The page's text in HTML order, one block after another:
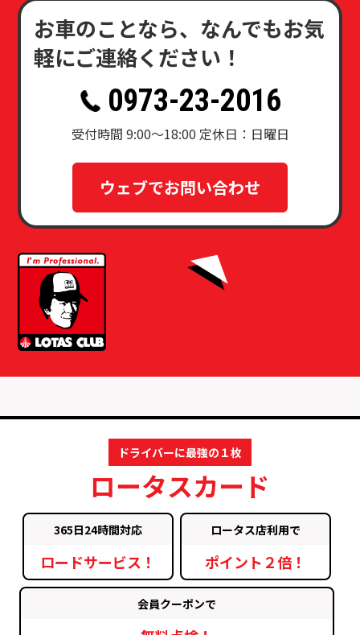
お車のことなら、なんでもお気
軽にご連絡ください！
0973-23-2016
受付時間 9:00～18:00 定休日：日曜日
ウェブでお問い合わせ
ドライバーに最強の１枚
ロータスカード
365日24時間対応
ロードサービス！
ロータス店利用で
ポイント２倍！
会員クーポンで